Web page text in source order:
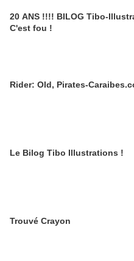
20 ANS !!!! BILOG Tibo-
C'est fou !
Rider: Old, Pirates-
Le Bilog Tibo Illustrations !
Trouvé Crayon